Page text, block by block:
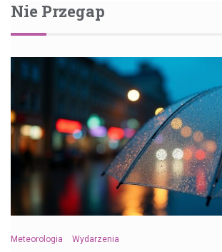
Nie Przegap
Meteorologia Wydarzenia